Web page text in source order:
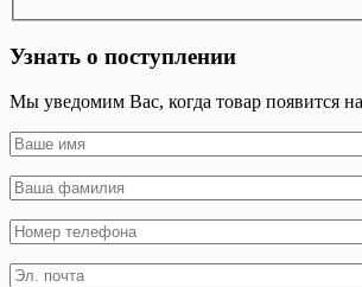
Узнать о поступлении
Мы уведомим Вас, когда товар появится